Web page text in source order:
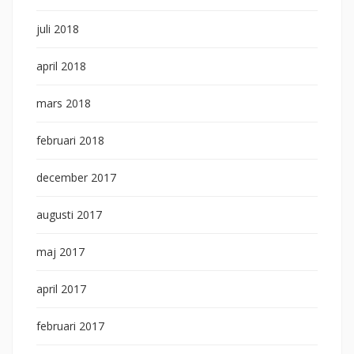
juli 2018
april 2018
mars 2018
februari 2018
december 2017
augusti 2017
maj 2017
april 2017
februari 2017